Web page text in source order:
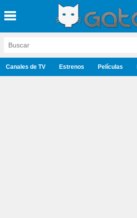
Canales de TV Estrenos Películas